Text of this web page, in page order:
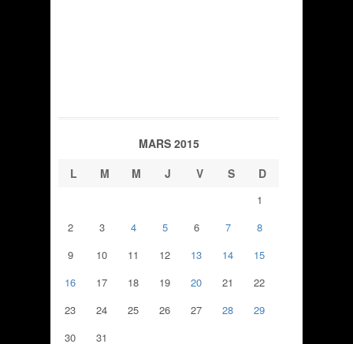
MARS 2015
L
M M J V S D
1
2
3 4 5 6 7
8
9
10 11 12 13 14
15
16
17 18 19 20 21
22
23
24 25 26 27 28
29
30
31